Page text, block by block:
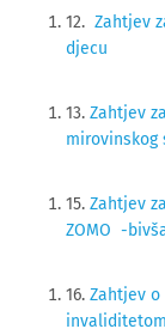
12. Zahtjev
djecu
13. Zahtjev
mirovinskog
15. Zahtjev
ZOMO -
16. Zahtjev